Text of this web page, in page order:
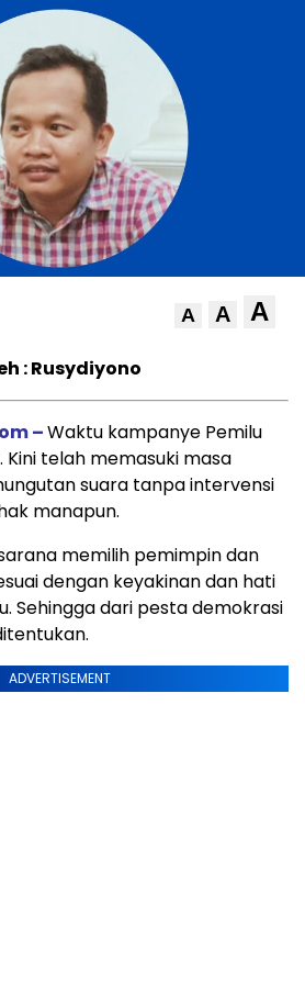
A A A
: Rusydiyono
–Waktu kampanye Pemilu
telah memasuki masa
suara tanpa intervensi
manapun.
memilih pemimpin dan
dengan keyakinan dan hati
Sehingga dari pesta demokrasi
ADVERTISEMENT